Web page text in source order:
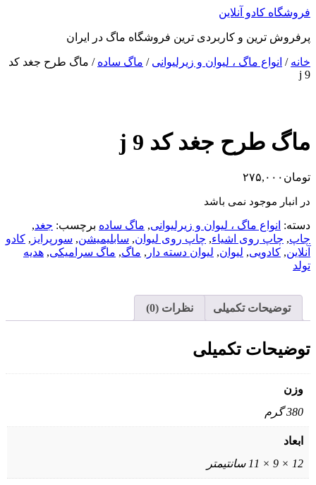
پرش
محتوا
فروشگاه کادو آنلاین
پرفروش ترین و کاربردی ترین فروشگاه ماگ در ایران
خانه / انواع ماگ ، لیوان و زیرلیوانی / ماگ ساده / ماگ طرح جغد کد
j 9
ماگ طرح جغد کد j 9
تومان ۲۷۵,۰۰۰
در انبار موجود نمی باشد
دسته: انواع ماگ ، لیوان و زیرلیوانی, ماگ ساده برچسب: جغد,
چاپ, چاپ روی اشیاء, چاپ روی لیوان, سابلیمیشن, سورپرایز , کادو
آنلاین, کادویی, لیوان, لیوان دسته دار , ماگ, ماگ سرامیکی, هدیه
تولد
توضیحات تکمیلی نظرات (0)
توضیحات تکمیلی
وزن
380 گرم
ابعاد
12 × 9 × 11 سانتیمتر